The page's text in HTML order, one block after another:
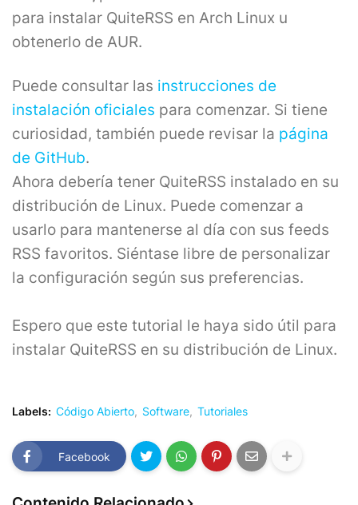
para instalar QuiteRSS en Arch Linux u
obtenerlo de AUR.
Puede consultar las instrucciones de
instalación oficiales para comenzar. Si tiene
curiosidad, también puede revisar la página
de GitHub.
Ahora debería tener QuiteRSS instalado en su
distribución de Linux. Puede comenzar a
usarlo para mantenerse al día con sus feeds
RSS favoritos. Siéntase libre de personalizar
la configuración según sus preferencias.
Espero que este tutorial le haya sido útil para
instalar QuiteRSS en su distribución de Linux.
Labels: Código Abierto Software Tutoriales
Facebook